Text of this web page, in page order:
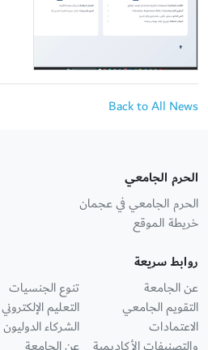
Back to All News
الحرم الجامعي
الحرم الجامعي في عجمان
خريطة الموقع
روابط سريعة
عن الجامعة
التقويم الجامعي
الاعتمادات
تنوع الجنسيات
التعليم الإلكتروني
الشركاء الدوليون